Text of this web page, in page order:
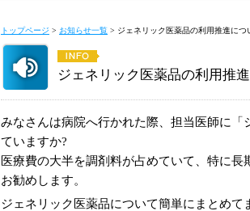
トップページ > お知らせ一覧 > ジェネリック医薬品の利用推進につ
ジェネリック医薬品の利用推
みなさんは病院へ行かれた際、担当医師に
ていますか?
医療費の大半を調剤料が占めていて、特に
お勧めします。
ジェネリック医薬品について簡単にまとめて